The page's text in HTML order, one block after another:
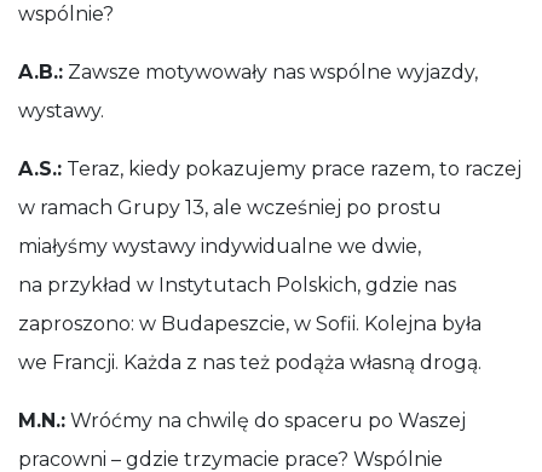
wspólnie?
A.B.: Zawsze motywowały nas wspólne wyjazdy,
wystawy.
A.S.: Teraz, kiedy pokazujemy prace razem, to raczej
w ramach Grupy 13, ale wcześniej po prostu
miałyśmy wystawy indywidualne we dwie,
na przykład w Instytutach Polskich, gdzie nas
zaproszono: w Budapeszcie, w Sofii. Kolejna była
we Francji. Każda z nas też podąża własną drogą.
M.N.: Wróćmy na chwilę do spaceru po Waszej
pracowni – gdzie trzymacie prace? Wspólnie